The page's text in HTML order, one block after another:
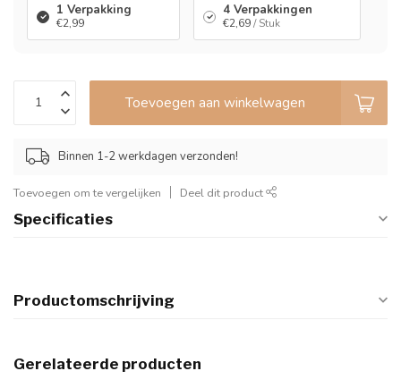
1 Verpakking
€2,99
4 Verpakkingen
€2,69/ Stuk
Toevoegen aan winkelwagen
Binnen 1-2 werkdagen verzonden!
Toevoegen om te vergelijken Deel dit product
Specificaties
Productomschrijving
Gerelateerde producten